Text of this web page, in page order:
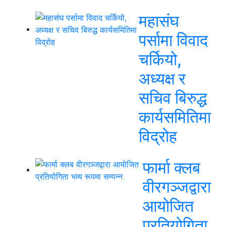
महासंघ
पर्सामा विवाद
चर्कियो,
अध्यक्ष र
सचिव बिरुद्ध
कार्यसमितिमा
विद्रोह
फार्मा क्लब
वीरगञ्जद्वारा
आयोजित